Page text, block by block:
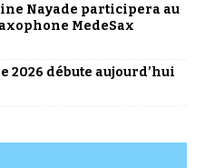
Nayade participera au
MedeSax
2026 débute aujourd’hui